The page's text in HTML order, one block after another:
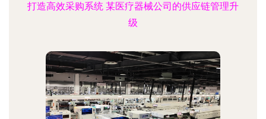
打造高效采购系统 某医疗器械公司的供应链管理升
级